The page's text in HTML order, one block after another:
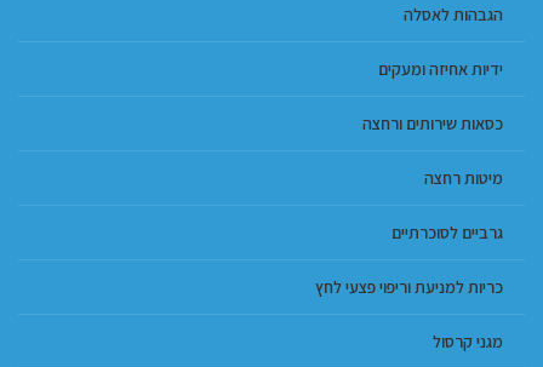
הגבהות לאסלה
ידיות אחיזה ומעקים
כסאות שירותים ורחצה
מיטות רחצה
גרביים לסוכרתיים
כריות למניעת וריפוי פצעי לחץ
מגני קרסול